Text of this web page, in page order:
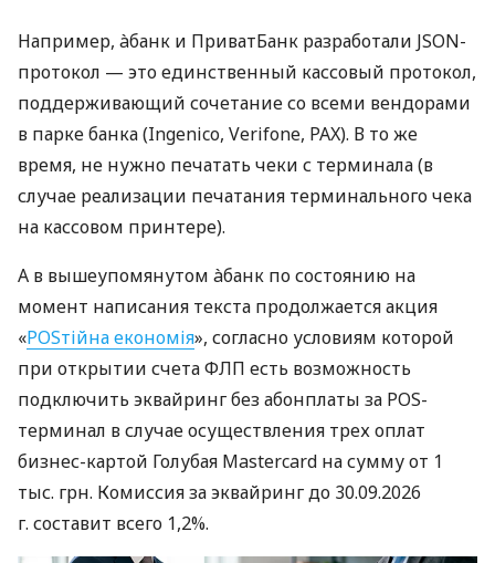
Например, àбанк и ПриватБанк разработали JSON-
протокол — это единственный кассовый протокол,
поддерживающий сочетание со всеми вендорами
в парке банка (Ingenico, Verifone, PAX). В то же
время, не нужно печатать чеки с терминала (в
случае реализации печатания терминального чека
на кассовом принтере).
А в вышеупомянутом àбанк по состоянию на
момент написания текста продолжается акция
«POSтійна економія», согласно условиям которой
при открытии счета ФЛП есть возможность
подключить эквайринг без абонплаты за POS-
терминал в случае осуществления трех оплат
бизнес-картой Голубая Mastercard на сумму от 1
тыс. грн. Комиссия за эквайринг до 30.09.2026
г. составит всего 1,2%.